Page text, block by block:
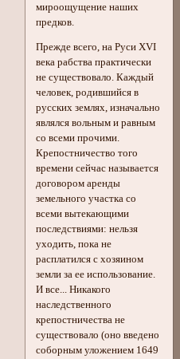
мироощущение наших
предков.
Прежде всего, на Руси XVI
века рабства практически
не существовало. Каждый
человек, родившийся в
русских землях, изначально
являлся вольным и равным
со всеми прочими.
Крепостничество того
времени сейчас называется
договором аренды
земельного участка со
всеми вытекающими
последствиями: нельзя
уходить, пока не
расплатился с хозяином
земли за ее использование.
И все... Никакого
наследственного
крепостничества не
существовало (оно введено
соборным уложением 1649